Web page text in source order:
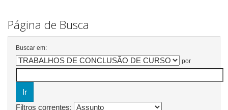
Página de Busca
Buscar em:
por
Filtros correntes: